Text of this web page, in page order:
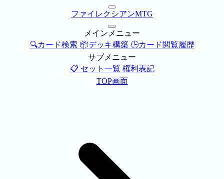
ファイレクシアンMTG
メインメニュー
🔍カード検索 📦デッキ構築 🕒カード閲覧履歴
サブメニュー
📋 セット一覧 権利表記
TOP画面